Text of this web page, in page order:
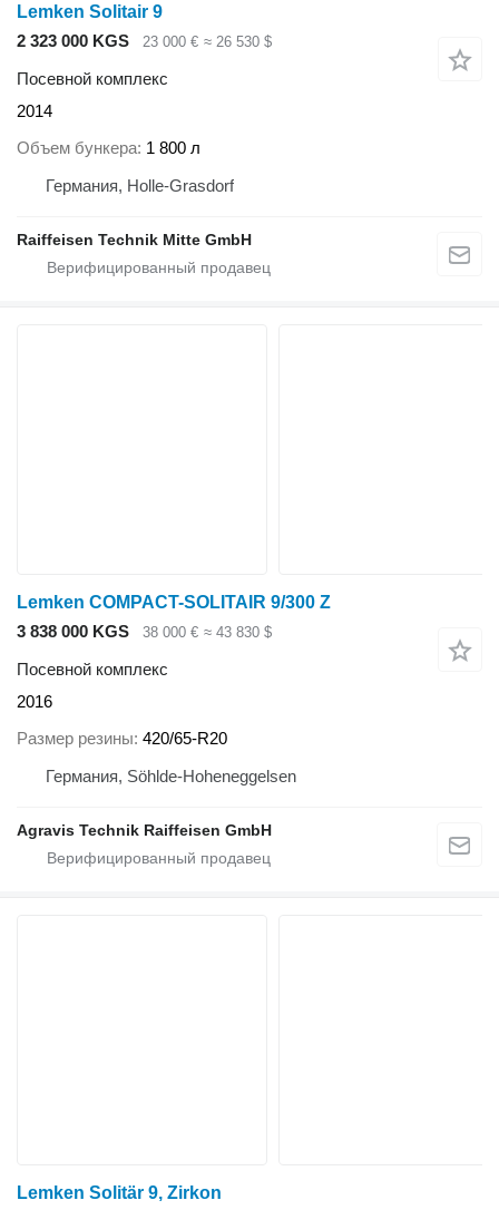
Lemken Solitair 9
2 323 000 KGS
23 000 € ≈ 26 530 $
Посевной комплекс
2014
Объем бункера 1 800 л
Германия, Holle-Grasdorf
Raiffeisen Technik Mitte GmbH
Lemken COMPACT-SOLITAIR 9/300 Z
3 838 000 KGS
38 000 € ≈ 43 830 $
Посевной комплекс
2016
Размер резины 420/65-R20
Германия, Söhlde-Hoheneggelsen
Agravis Technik Raiffeisen GmbH
Lemken Solitär 9, Zirkon